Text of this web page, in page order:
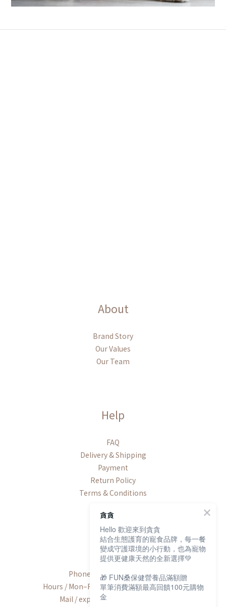
About
Brand Story
Our Values
Our Team
Help
FAQ
Delivery & Shipping
Payment
Return Policy
Terms & Conditions
Contact
Phone / +886-2-2600-8552
Hours / Mon–Fri, 9:00 AM–6:00 PM (UTC+8)
Mail / export@munchee.com.tw
貪貪
Hello 歡迎來到貪貪
結合生態護育的寵食品牌，每一餐
變成守護環境的小行動，也為寵物
提供更健康天然的全新選擇💚
🎁 FUN桑保健營養品滿額贈
單筆消費滿額最高回饋100元購物
金